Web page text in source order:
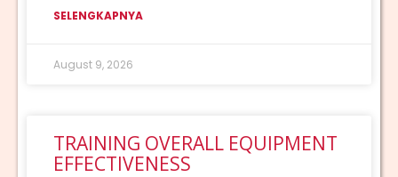
SELENGKAPNYA
August 9, 2026
TRAINING OVERALL EQUIPMENT
EFFECTIVENESS